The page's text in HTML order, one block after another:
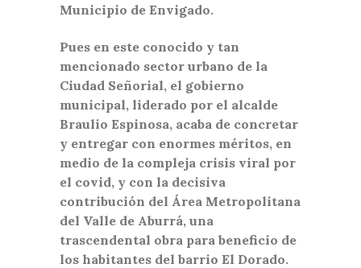
Municipio de Envigado.
Pues en este conocido y tan
mencionado sector urbano de la
Ciudad Señorial, el gobierno
municipal, liderado por el alcalde
Braulio Espinosa, acaba de concretar
y entregar con enormes méritos, en
medio de la compleja crisis viral por
el covid, y con la decisiva
contribución del Área Metropolitana
del Valle de Aburrá, una
trascendental obra para beneficio de
los habitantes del barrio El Dorado.